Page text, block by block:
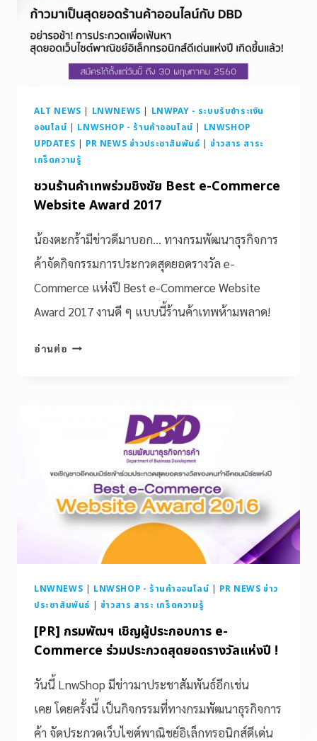
ALT NEWS | LNWNEWS | LNWPAY - ระบบรับชำระเงิน
ออนไลน์ | LNWSHOP - ร้านค้าออนไลน์ | LNWSHOP
UPDATES | PR NEWS ข่าวประชาสัมพันธ์ |ข่าวสาร สาระ
เกร็ดความรู้
ชวนร้านค้าเทพร่วมชิงชัย Best e-Commerce
Website Award 2017
น้องตะกร้ามีข่าวดีมาบอก… ทางกรมพัฒนาธุรกิจการ
ค้าจัดกิจกรรมการประกวดสุดยอดรางวัล e-
Commerce แห่งปี Best e-Commerce Website
Award 2017 งานดี ๆ แบบนี้ร้านค้าเทพห้ามพลาด!
อ่านต่อ
LNWNEWS | LNWSHOP - ร้านค้าออนไลน์ | PR NEWS ข่าว
ประชาสัมพันธ์ | ข่าวสาร สาระ เกร็ดความรู้
[PR] กรมพัฒฯ เชิญผู้ประกอบการ e-
Commerce ร่วมประกวดสุดยอดรางวัลแห่งปี !
วันนี้ LnwShop มีข่าวมาประชาสัมพันธ์อีกเช่น
เคย โดยครั้งนี้ เป็นกิจกรรมที่ทางกรมพัฒนาธุรกิจการ
ค้า จัดประกวดเว็บไซต์พาณิชย์อิเล็กทรอนิกส์ดีเด่น